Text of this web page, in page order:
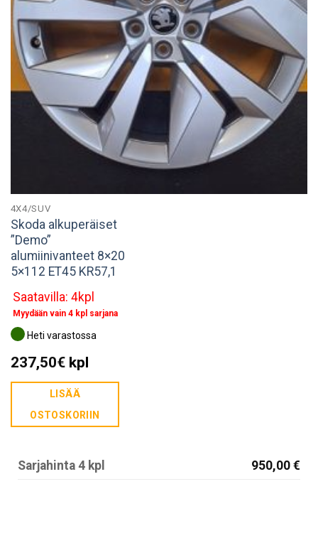
4X4/SUV
Skoda alkuperäiset
”Demo”
alumiinivanteet 8×20
5×112 ET45 KR57,1
Saatavilla: 4kpl
Myydään vain 4 kpl sarjana
Heti varastossa
237,50€kpl
LISÄÄ
OSTOSKORIIN
Sarjahinta 4 kpl 950,00 €